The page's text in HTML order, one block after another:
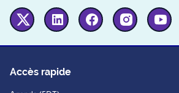
Twitter Linkedin FacebookInstagram
Accès rapide